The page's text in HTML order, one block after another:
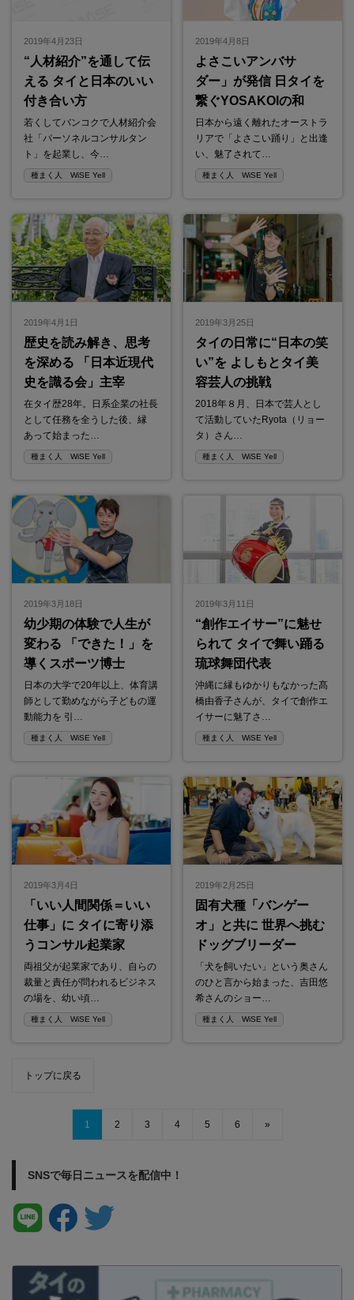
2019年4月23日
“人材紹介”を通して伝
える タイと日本のいい
付き合い方
若くしてバンコクで人材紹介会
社「パーソネルコンサルタン
ト」を起業し、今…
種まく人 WiSE Yell
2019年4月8日
よさこいアンバサ
ダー」が発信 日タイを
繋ぐYOSAKOIの和
日本から遠く離れたオーストラ
リアで「よさこい踊り」と出逢
い、魅了されて…
種まく人 WiSE Yell
2019年4月1日
歴史を読み解き、思考
を深める 「日本近現代
史を識る会」主宰
在タイ歴28年。日系企業の社長
として任務を全うした後、縁
あって始まった…
種まく人 WiSE Yell
2019年3月25日
タイの日常に“日本の笑
い”を よしもとタイ美
容芸人の挑戦
2018年８月、日本で芸人とし
て活動していたRyota（リョー
タ）さん…
種まく人 WiSE Yell
2019年3月18日
幼少期の体験で人生が
変わる 「できた！」を
導くスポーツ博士
日本の大学で20年以上、体育講
師として勤めながら子どもの運
動能力を 引…
種まく人 WiSE Yell
2019年3月11日
“創作エイサー”に魅せ
られて タイで舞い踊る
琉球舞団代表
沖縄に縁もゆかりもなかった髙
橋由香子さんが、タイで創作エ
イサーに魅了さ…
種まく人 WiSE Yell
2019年3月4日
「いい人間関係＝いい
仕事」に タイに寄り添
うコンサル起業家
両祖父が起業家であり、自らの
裁量と責任が問われるビジネス
の場を、幼い頃…
種まく人 WiSE Yell
2019年2月25日
固有犬種「バンゲー
オ」と共に 世界へ挑む
ドッグブリーダー
「犬を飼いたい」という奥さん
のひと言から始まった、吉田悠
希さんのショー…
種まく人 WiSE Yell
トップに戻る
1 2 3 4 5 6 »
SNSで毎日ニュースを配信中！